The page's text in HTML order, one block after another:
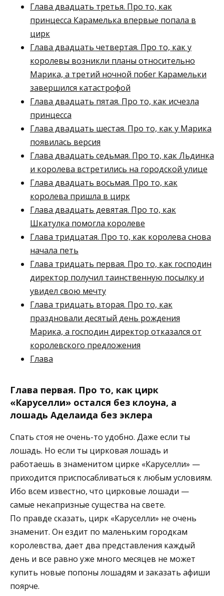
Глава двадцать третья. Про то, как
принцесса Карамелька впервые попала в
цирк
Глава двадцать четвертая. Про то, как у
королевы возникли планы относительно
Марика, а третий ночной побег Карамельки
завершился катастрофой
Глава двадцать пятая. Про то, как исчезла
принцесса
Глава двадцать шестая. Про то, как у Марика
появилась версия
Глава двадцать седьмая. Про то, как Льдинка
и королева встретились на городской улице
Глава двадцать восьмая. Про то, как
королева пришла в цирк
Глава двадцать девятая. Про то, как
Шкатулка помогла королеве
Глава тридцатая. Про то, как королева снова
начала петь
Глава тридцать первая. Про то, как господин
директор получил таинственную посылку и
увидел свою мечту
Глава тридцать вторая. Про то, как
праздновали десятый день рождения
Марика, а господин директор отказался от
королевского предложения
Глава
Глава первая. Про то, как цирк
«Каруселли» остался без клоуна, а
лошадь Аделаида без эклера
Спать стоя не очень-то удобно. Даже если ты
лошадь. Но если ты цирковая лошадь и
работаешь в знаменитом цирке «Каруселли» —
приходится приспосабливаться к любым условиям.
Ибо всем известно, что цирковые лошади —
самые некапризные существа на свете.
По правде сказать, цирк «Каруселли» не очень
знаменит. Он ездит по маленьким городкам
королевства, дает два представления каждый
день и все равно уже много месяцев не может
купить новые попоны лошадям и заказать афиши
поярче.